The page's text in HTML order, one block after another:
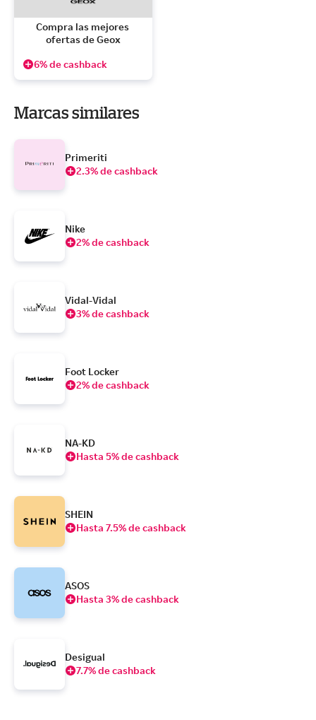
Compra las mejores
ofertas de Geox
6% de cashback
Marcas similares
Primeriti
2.3% de cashback
Nike
2% de cashback
Vidal-Vidal
3% de cashback
Foot Locker
2% de cashback
NA-KD
Hasta 5% de cashback
SHEIN
Hasta 7.5% de cashback
ASOS
Hasta 3% de cashback
Desigual
7.7% de cashback